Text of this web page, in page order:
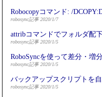
Robocopyコマンド: /
robosync記事 2020/1/7
attribコマンドでフォルダ配
robosync記事 2020/1/5
RoboSyncを使って差分・増
robosync記事 2020/1/5
バックアップスクリプトを
robosync記事 2020/1/5